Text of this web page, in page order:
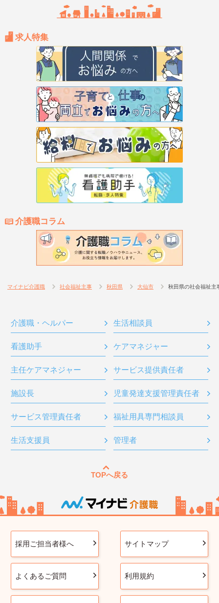
求人特集
介護職コラム
マイナビ介護職 社会福祉主事 秋田県 大仙市 秋田県の社会福祉主
介護職・ヘルパー 生活相談員
看護助手 ケアマネジャー
主任ケアマネジャー サービス提供責任者
施設長 児童発達支援管理責任者
サービス管理責任者 福祉用具専門相談員
生活支援員 管理者
TOPへ戻る
採用ご担当者様へ サイトマップ
よくあるご質問 利用規約